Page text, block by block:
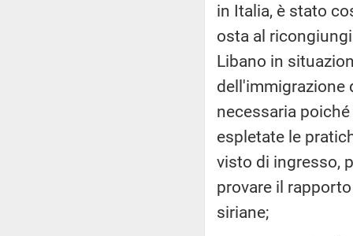
in Italia, è stato
osta al
Libano in
dell'immigrazione
necessaria
espletate le
visto di ingresso,
provare il
siriane;